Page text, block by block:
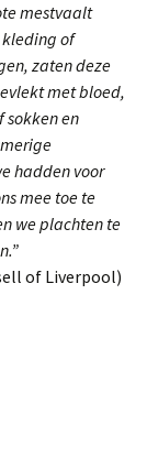
mestvaalt
kleding of
zaten deze
met bloed,
sokken en
hadden voor
mee toe te
we plachten te
of Liverpool)